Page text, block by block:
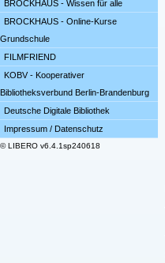
BROCKHAUS - Wissen für alle
BROCKHAUS - Online-Kurse
Grundschule
FILMFRIEND
KOBV - Kooperativer
Bibliotheksverbund Berlin-Brandenburg
Deutsche Digitale Bibliothek
Impressum / Datenschutz
© LIBERO v6.4.1sp240618